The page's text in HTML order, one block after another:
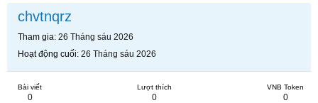
chvtnqrz
Tham gia 26 Tháng sáu 2026
Hoạt động cuối 26 Tháng sáu 2026
Bài viết
0
Lượt thích
0
VNB Token
0